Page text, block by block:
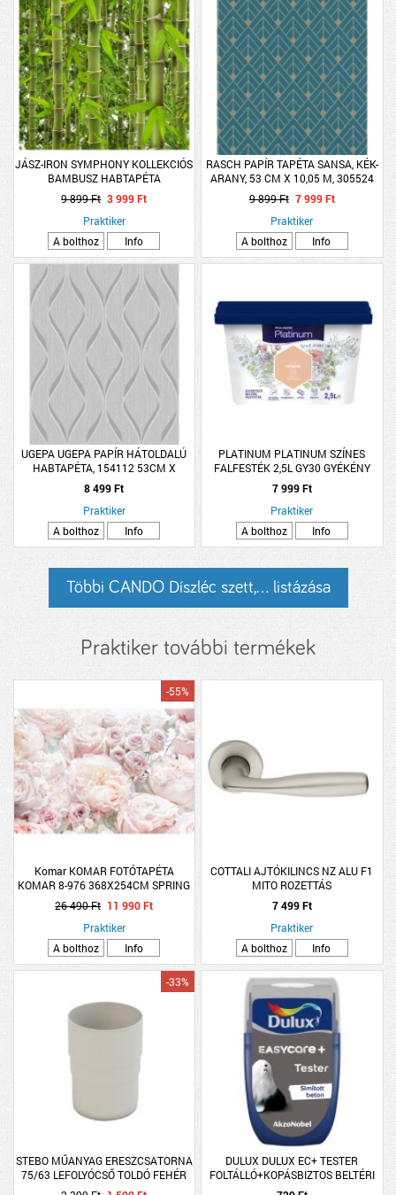
JÁSZ-IRON SYMPHONY KOLLEKCIÓS
BAMBUSZ HABTAPÉTA
10,05X0,53M
9 899 Ft 3 999 Ft
Praktiker
A bolthoz
Info
RASCH PAPÍR TAPÉTA SANSA, KÉK-
ARANY, 53 CM X 10,05 M, 305524
9 899 Ft 7 999 Ft
Praktiker
A bolthoz
Info
UGEPA UGEPA PAPÍR HÁTOLDALÚ
HABTAPÉTA, 154112 53CM X
10,05M SZÜRKE-EZÜST HULLÁM
MINTÁS
8 499 Ft
Praktiker
A bolthoz
Info
PLATINUM PLATINUM SZÍNES
FALFESTÉK 2,5L GY30 GYÉKÉNY
BELT. V.BÁZISÚ R:285064
7 999 Ft
Praktiker
A bolthoz
Info
Többi CANDO Díszléc szett,... listázása
Praktiker további termékek
Komar KOMAR FOTÓTAPÉTA
KOMAR 8-976 368X254CM SPRING
ROSES
-55%
26 490 Ft 11 990 Ft
Praktiker
A bolthoz
Info
COTTALI AJTÓKILINCS NZ ALU F1
MITO ROZETTÁS
7 499 Ft
Praktiker
A bolthoz
Info
STEBO MŰANYAG ERESZCSATORNA
75/63 LEFOLYÓCSŐ TOLDÓ FEHÉR
-33%
DULUX DULUX EC+ TESTER
FOLTÁLLÓ+KOPÁSBIZTOS BELTÉRI
FALFESTÉK 30ML SIMÍTOTT BETON